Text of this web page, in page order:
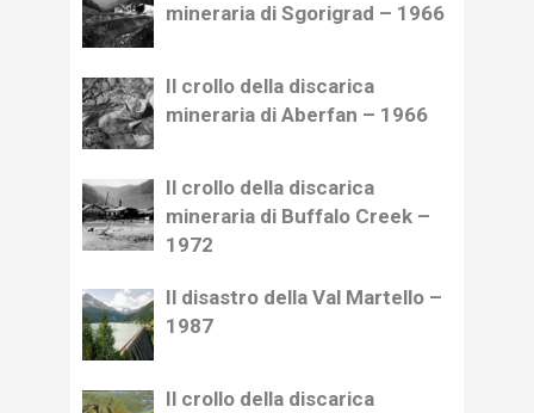
mineraria di Sgorigrad – 1966
Il crollo della discarica
mineraria di Aberfan – 1966
Il crollo della discarica
mineraria di Buffalo Creek –
1972
Il disastro della Val Martello –
1987
Il crollo della discarica